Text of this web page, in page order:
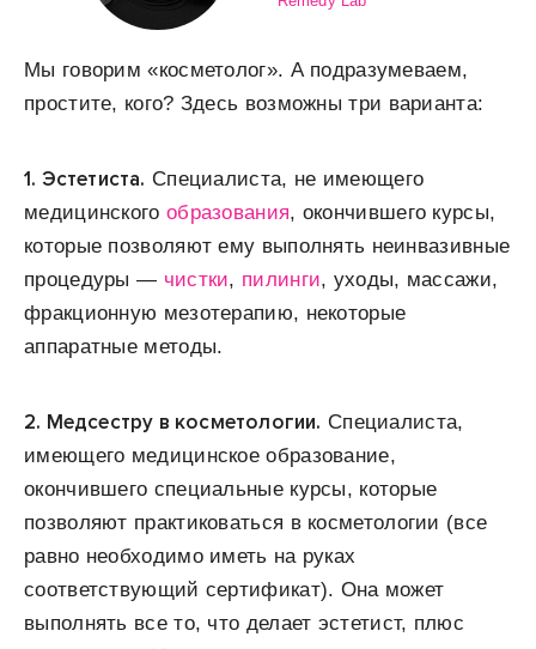
Мы говорим «косметолог». А подразумеваем,
простите, кого? Здесь возможны три варианта:
1. Эстетиста. Специалиста, не имеющего
медицинского образования, окончившего курсы,
которые позволяют ему выполнять неинвазивные
процедуры — чистки, пилинги, уходы, массажи,
фракционную мезотерапию, некоторые
аппаратные методы.
2. Медсестру в косметологии. Специалиста,
имеющего медицинское образование,
окончившего специальные курсы, которые
позволяют практиковаться в косметологии (все
равно необходимо иметь на руках
соответствующий сертификат). Она может
выполнять все то, что делает эстетист, плюс